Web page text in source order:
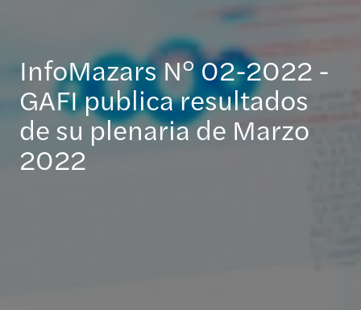
InfoMazars N° 02-2022 -
GAFI publica resultados
de su plenaria de Marzo
2022